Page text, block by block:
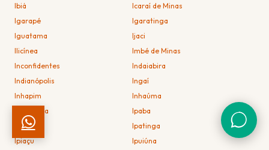
Ibiá
Icaraí de Minas
Igarapé
Igaratinga
Iguatama
Ijaci
Ilicínea
Imbé de Minas
Inconfidentes
Indaiabira
Indianópolis
Ingaí
Inhapim
Inhaúma
Inimutaba
Ipaba
Ipanema
Ipatinga
Ipiaçu
Ipuiúna